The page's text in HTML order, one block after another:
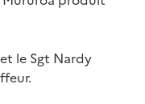
le Sgt Nardy